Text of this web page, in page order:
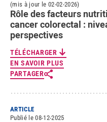
(mis à jour le 02-02-2026)
Rôle des facteurs
cancer colorectal :
perspectives
TÉLÉCHARGER
EN SAVOIR PLUS
PARTAGER
ARTICLE
Publié le 08-12-2025